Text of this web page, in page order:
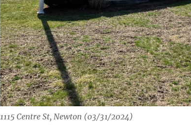
1115 Centre St, Newton (03/31/2024)